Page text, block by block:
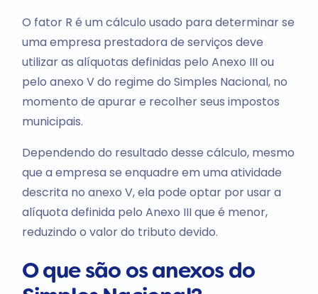
O fator R é um cálculo usado para determinar se
uma empresa prestadora de serviços deve
utilizar as alíquotas definidas pelo Anexo III ou
pelo anexo V do regime do Simples Nacional, no
momento de apurar e recolher seus impostos
municipais.
Dependendo do resultado desse cálculo, mesmo
que a empresa se enquadre em uma atividade
descrita no anexo V, ela pode optar por usar a
alíquota definida pelo Anexo III que é menor,
reduzindo o valor do tributo devido.
O que são os anexos do